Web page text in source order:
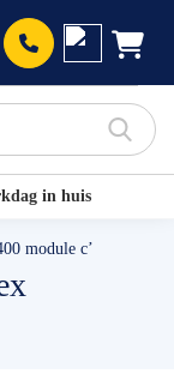
in huis
module c’